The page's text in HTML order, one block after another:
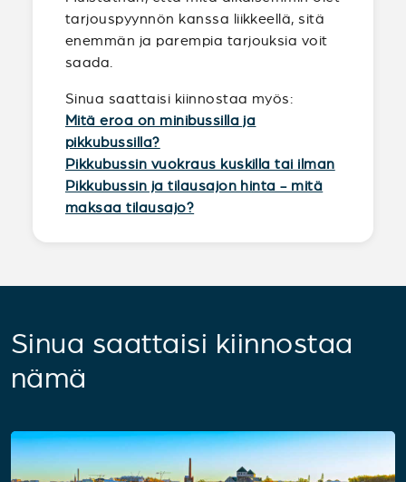
tarjouspyynnön kanssa liikkeellä, sitä
enemmän ja parempia tarjouksia voit
saada.
Sinua saattaisi kiinnostaa myös:
Mitä eroa on minibussilla ja
pikkubussilla?
Pikkubussin vuokraus kuskilla tai ilman
Pikkubussin ja tilausajon hinta - mitä
maksaa tilausajo?
Sinua saattaisi kiinnostaa
nämä